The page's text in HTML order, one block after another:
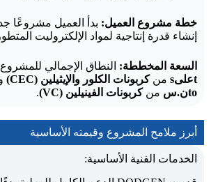
خطة مشروع العميل: بدأ العميل مشروعًا
إنشاء قدرة إنتاجية لمواد الإلكتروليت
السعة المخططة: النطاق الإجمالي
tعلىs منكربونات الكلور والإيثيلين (CEC)
to ن.س منكربونات الفينيلين (VC) .
أبرز ملامح المشروع وقيمته الأساسية
الخدمات الفنية الأساسية: